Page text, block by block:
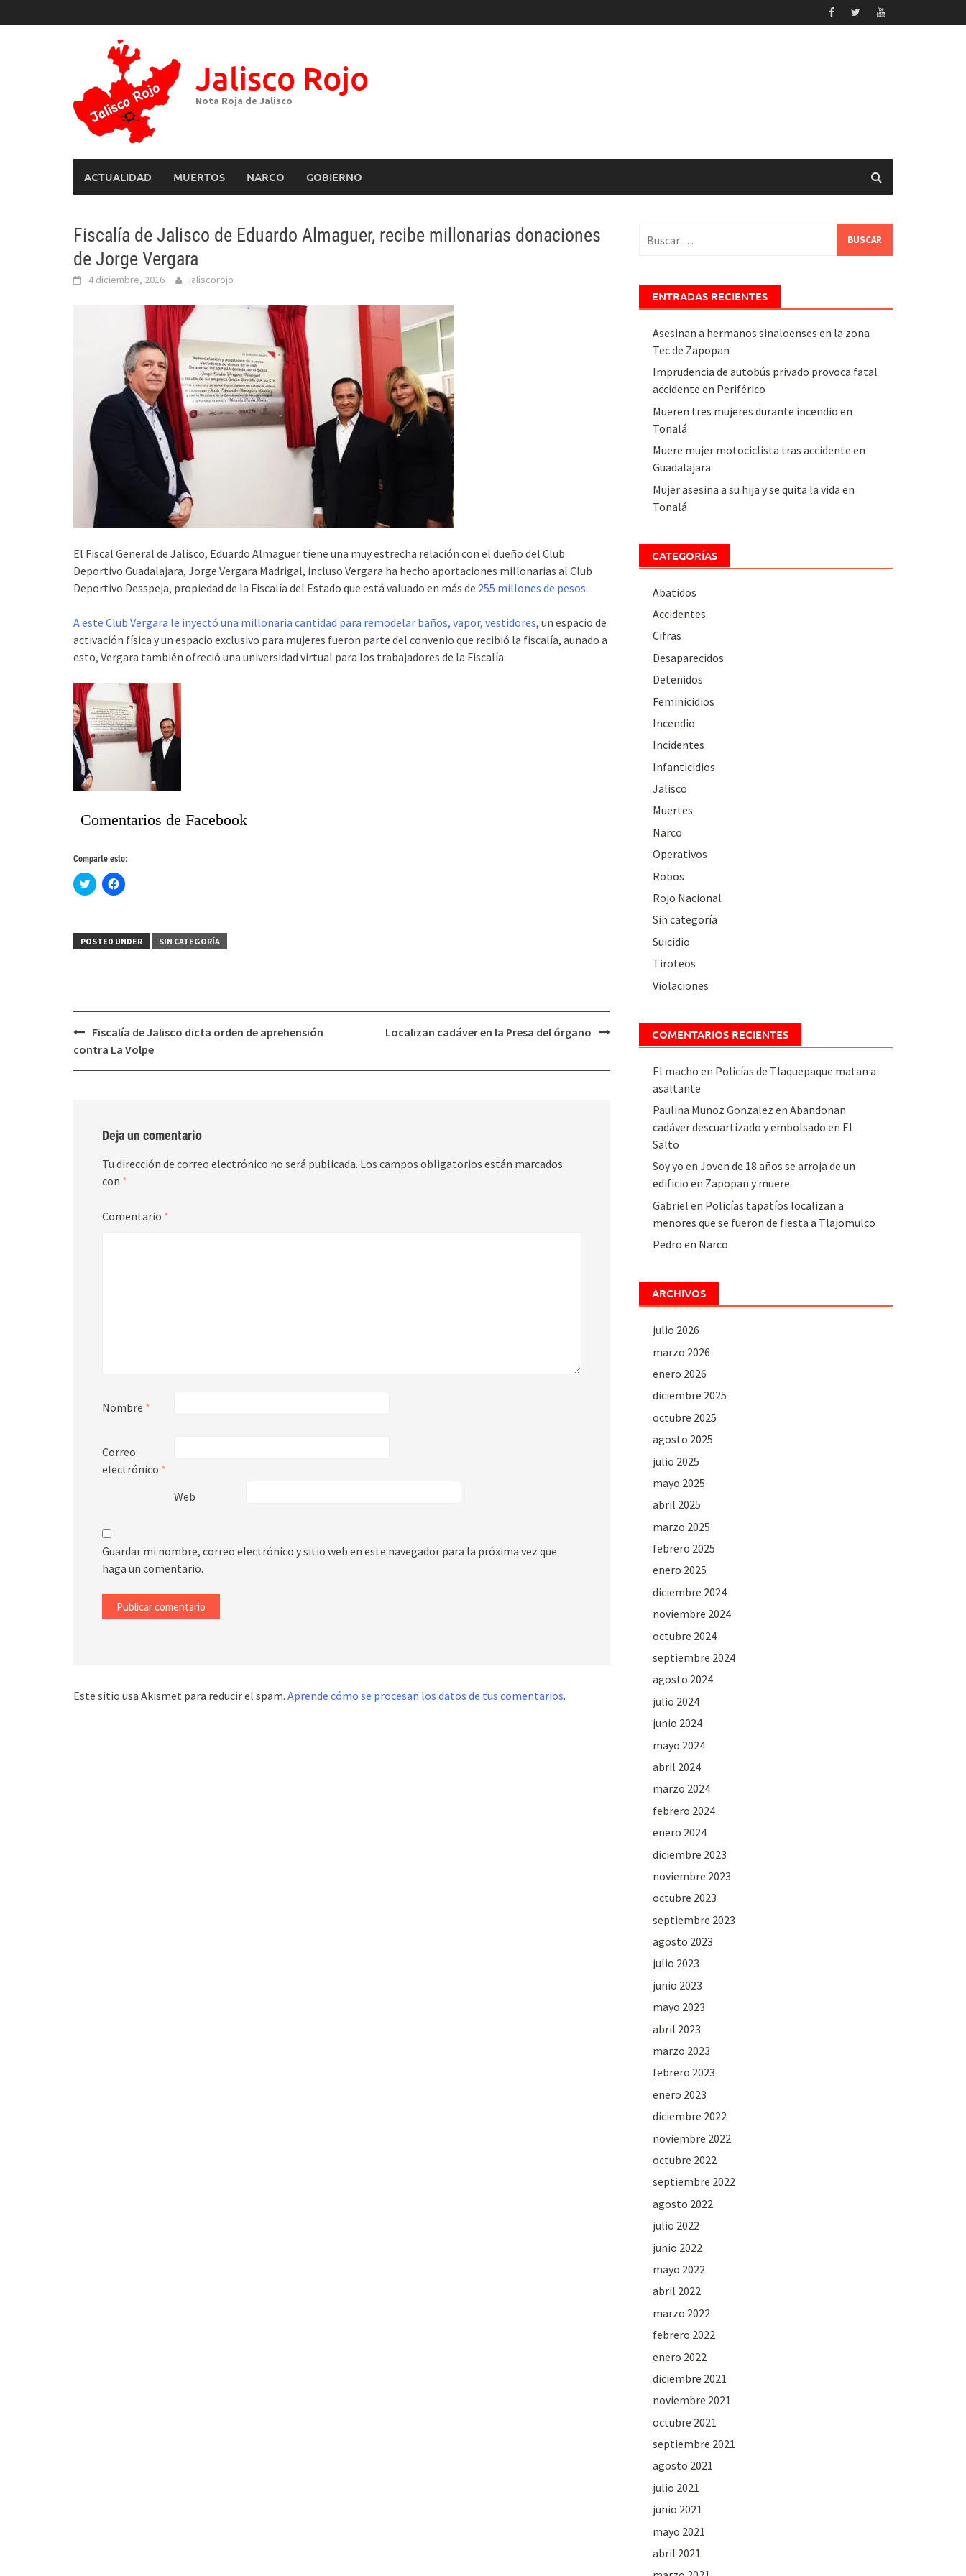
to
Jalisco Rojo
Nota Roja de Jalisco
ACTUALIDAD MUERTOS NARCO GOBIERNO
Fiscalía de Jalisco de Eduardo Almaguer, recibe millonarias donaciones
de Jorge Vergara
4 diciembre, 2016 jaliscorojo
El Fiscal General de Jalisco, Eduardo Almaguer tiene una muy estrecha relación con el dueño del Club
Deportivo Guadalajara, Jorge Vergara Madrigal, incluso Vergara ha hecho aportaciones millonarias al Club
Deportivo Desspeja, propiedad de la Fiscalía del Estado que está valuado en más de 255 millones de pesos.
A este Club Vergara le inyectó una millonaria cantidad para remodelar baños, vapor, vestidores, un espacio de
activación física y un espacio exclusivo para mujeres fueron parte del convenio que recibió la fiscalía, aunado a
esto, Vergara también ofreció una universidad virtual para los trabajadores de la Fiscalía
Comentarios de Facebook
Comparte esto:
Haz
clic
(Se
abre
Haz
clic
(Se
abre
POSTED UNDER SIN CATEGORÍA
Post
navigation
Fiscalía de Jalisco dicta orden de aprehensión
contra La Volpe
Localizan cadáver en la Presa del órgano
Deja un comentario
Tu dirección de correo electrónico no será publicada. Los campos obligatorios están marcados
con *
Comentario *
Nombre *
Correo
electrónico *
Web
Guardar mi nombre, correo electrónico y sitio web en este navegador para la próxima vez que
haga un comentario.
Este sitio usa Akismet para reducir el spam. Aprende cómo se procesan los datos de tus comentarios.
ENTRADAS RECIENTES
Asesinan a hermanos sinaloenses en la zona
Tec de Zapopan
Imprudencia de autobús privado provoca fatal
accidente en Periférico
Mueren tres mujeres durante incendio en
Tonalá
Muere mujer motociclista tras accidente en
Guadalajara
Mujer asesina a su hija y se quita la vida en
Tonalá
CATEGORÍAS
Abatidos
Accidentes
Cifras
Desaparecidos
Detenidos
Feminicidios
Incendio
Incidentes
Infanticidios
Jalisco
Muertes
Narco
Operativos
Robos
Rojo Nacional
Sin categoría
Suicidio
Tiroteos
Violaciones
COMENTARIOS RECIENTES
El macho en Policías de Tlaquepaque matan a
asaltante
Paulina Munoz Gonzalez en Abandonan
cadáver descuartizado y embolsado en El
Salto
Soy yo en Joven de 18 años se arroja de un
edificio en Zapopan y muere.
Gabriel en Policías tapatíos localizan a
menores que se fueron de fiesta a Tlajomulco
Pedro en Narco
ARCHIVOS
julio 2026
marzo 2026
enero 2026
diciembre 2025
octubre 2025
agosto 2025
julio 2025
mayo 2025
abril 2025
marzo 2025
febrero 2025
enero 2025
diciembre 2024
noviembre 2024
octubre 2024
septiembre 2024
agosto 2024
julio 2024
junio 2024
mayo 2024
abril 2024
marzo 2024
febrero 2024
enero 2024
diciembre 2023
noviembre 2023
octubre 2023
septiembre 2023
agosto 2023
julio 2023
junio 2023
mayo 2023
abril 2023
marzo 2023
febrero 2023
enero 2023
diciembre 2022
noviembre 2022
octubre 2022
septiembre 2022
agosto 2022
julio 2022
junio 2022
mayo 2022
abril 2022
marzo 2022
febrero 2022
enero 2022
diciembre 2021
noviembre 2021
octubre 2021
septiembre 2021
agosto 2021
julio 2021
junio 2021
mayo 2021
abril 2021